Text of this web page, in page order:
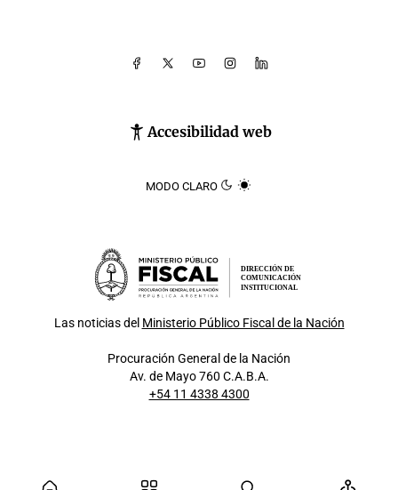
Accesibilidad web
MODO CLARO
DIRECCIÓN DE
COMUNICACIÓN
INSTITUCIONAL
Las noticias del Ministerio Público Fiscal de la Nación
Procuración General de la Nación
Av. de Mayo 760 C.A.B.A.
+54 11 4338 4300